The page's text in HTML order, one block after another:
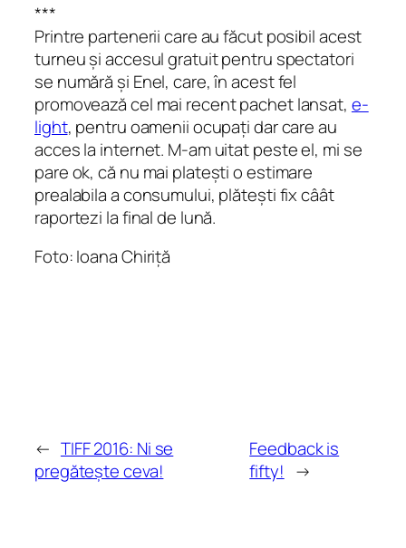
***
Printre partenerii care au făcut posibil acest
turneu și accesul gratuit pentru spectatori
se numără și Enel, care, în acest fel
promovează cel mai recent pachet lansat, e-
light, pentru oamenii ocupați dar care au
acces la internet. M-am uitat peste el, mi se
pare ok, că nu mai platești o estimare
prealabila a consumului, plătești fix câât
raportezi la final de lună.
Foto: Ioana Chiriță
← TIFF 2016: Ni se
pregătește ceva!
Feedback is
fifty! →